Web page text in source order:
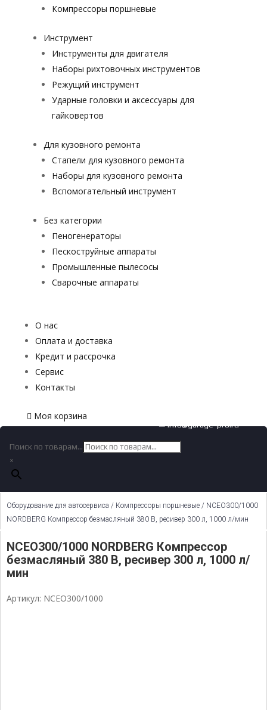
Компрессоры поршневые
Инструмент
Инструменты для двигателя
Наборы рихтовочных инструментов
Режущий инструмент
Ударные головки и аксессуары для
гайковертов
Для кузовного ремонта
Стапели для кузовного ремонта
Наборы для кузовного ремонта
Вспомогательный инструмент
Без категории
Пеногенераторы
Пескоструйные аппараты
Промышленные пылесосы
Сварочные аппараты
О нас
Оплата и доставка
Кредит и рассрочка
Сервис
Контакты
Моя корзина
✉ info@garage-pro.ru
Поиск по товарам...
×
Оборудование для автосервиса / Компрессоры поршневые / NCEO300/1000
NORDBERG Компрессор безмасляный 380 В, ресивер 300 л, 1000 л/мин
NCEO300/1000 NORDBERG Компрессор
безмасляный 380 В, ресивер 300 л, 1000 л/
мин
Артикул: NCEO300/1000